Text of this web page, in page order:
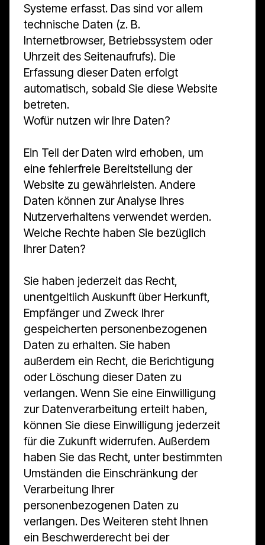
Systeme erfasst. Das sind vor allem
technische Daten (z. B.
Internetbrowser, Betriebssystem oder
Uhrzeit des Seitenaufrufs). Die
Erfassung dieser Daten erfolgt
automatisch, sobald Sie diese Website
betreten.
Wofür nutzen wir Ihre Daten?
Ein Teil der Daten wird erhoben, um
eine fehlerfreie Bereitstellung der
Website zu gewährleisten. Andere
Daten können zur Analyse Ihres
Nutzerverhaltens verwendet werden.
Welche Rechte haben Sie bezüglich
Ihrer Daten?
Sie haben jederzeit das Recht,
unentgeltlich Auskunft über Herkunft,
Empfänger und Zweck Ihrer
gespeicherten personenbezogenen
Daten zu erhalten. Sie haben
außerdem ein Recht, die Berichtigung
oder Löschung dieser Daten zu
verlangen. Wenn Sie eine Einwilligung
zur Datenverarbeitung erteilt haben,
können Sie diese Einwilligung jederzeit
für die Zukunft widerrufen. Außerdem
haben Sie das Recht, unter bestimmten
Umständen die Einschränkung der
Verarbeitung Ihrer
personenbezogenen Daten zu
verlangen. Des Weiteren steht Ihnen
ein Beschwerderecht bei der